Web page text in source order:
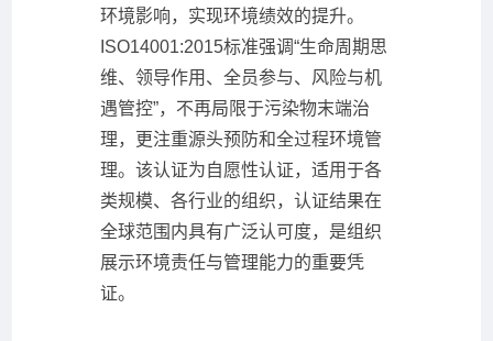
环境影响，实现环境绩效的提升。
ISO14001:2015标准强调“生命周期思
维、领导作用、全员参与、风险与机
遇管控”，不再局限于污染物末端治
理，更注重源头预防和全过程环境管
理。该认证为自愿性认证，适用于各
类规模、各行业的组织，认证结果在
全球范围内具有广泛认可度，是组织
展示环境责任与管理能力的重要凭
证。